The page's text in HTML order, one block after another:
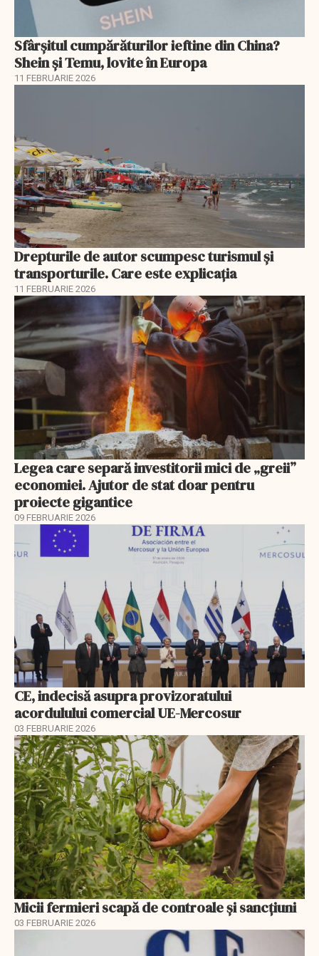
Sfârșitul cumpărăturilor ieftine din China?
Shein și Temu, lovite în Europa
11 FEBRUARIE 2026
Drepturile de autor scumpesc turismul și
transporturile. Care este explicația
11 FEBRUARIE 2026
Legea care separă investitorii mici de „greii”
economiei. Ajutor de stat doar pentru
proiecte gigantice
09 FEBRUARIE 2026
CE, indecisă asupra provizoratului
acordulului comercial UE-Mercosur
03 FEBRUARIE 2026
Micii fermieri scapă de controale și sancțiuni
03 FEBRUARIE 2026